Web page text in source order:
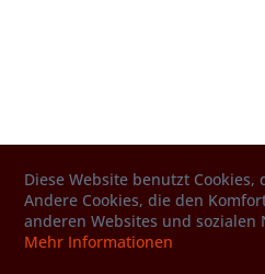
Diese Website benutzt
Andere Cookies, die den
anderen Websites und
Mehr Informationen